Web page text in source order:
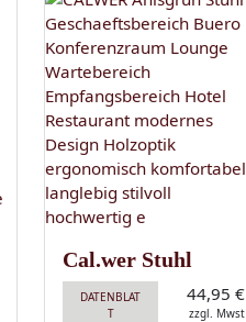
Cal.wer Stuhl
DATENBLAT
T
44,95 €
zzgl. Mwst